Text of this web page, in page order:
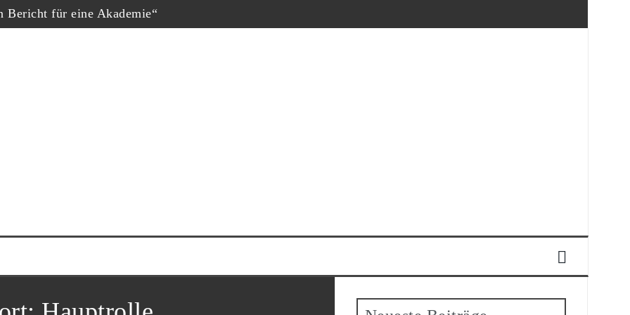
für eine Akademie“
Krug“